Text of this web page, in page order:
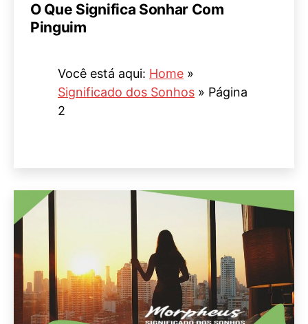
O Que Significa Sonhar Com
Pinguim
Você está aqui: Home »
Significado dos Sonhos » Página
2